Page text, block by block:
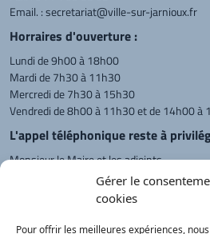
Gérer le
cookies
Pour offrir les meilleures expériences,
Email. :secretariat@ville-sur-jarnioux.fr
Horraires d'ouverture :
Lundi de 9h00 à 18h00
Mardi de 7h30 à 11h30
Mercredi de 7h30 à 15h30
Vendredi de 8h00 à 11h30 et de 14h00 à
L'appel téléphonique reste à
Monsieur le Maire et les adjoints
reçoivent sur rendez-vous.
Retour à l'accueil Actualités PanneauPocket